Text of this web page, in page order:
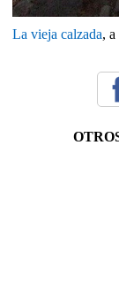
La vieja calzada,